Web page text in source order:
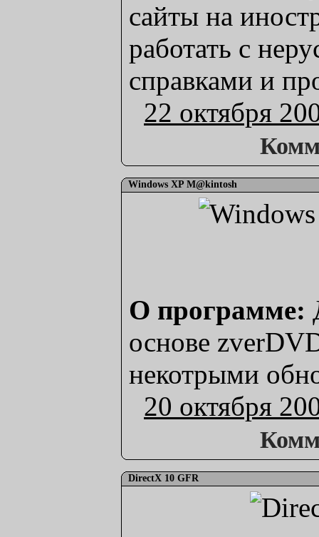
сайты на
работать с
справками и
22 октября
Windows XP M@kintosh
О программе:
основе
некотрыми
20 октября
DirectX 10 GFR